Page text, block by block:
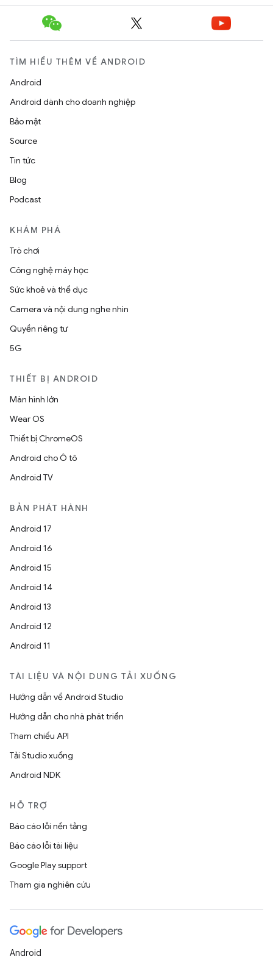
TÌM HIỂU THÊM VỀ ANDROID
Android
Android dành cho doanh nghiệp
Bảo mật
Source
Tin tức
Blog
Podcast
KHÁM PHÁ
Trò chơi
Công nghệ máy học
Sức khoẻ và thể dục
Camera và nội dung nghe nhìn
Quyền riêng tư
5G
THIẾT BỊ ANDROID
Màn hình lớn
Wear OS
Thiết bị ChromeOS
Android cho Ô tô
Android TV
BẢN PHÁT HÀNH
Android 17
Android 16
Android 15
Android 14
Android 13
Android 12
Android 11
TÀI LIỆU VÀ NỘI DUNG TẢI XUỐNG
Hướng dẫn về Android Studio
Hướng dẫn cho nhà phát triển
Tham chiếu API
Tải Studio xuống
Android NDK
HỖ TRỢ
Báo cáo lỗi nền tảng
Báo cáo lỗi tài liệu
Google Play support
Tham gia nghiên cứu
Android